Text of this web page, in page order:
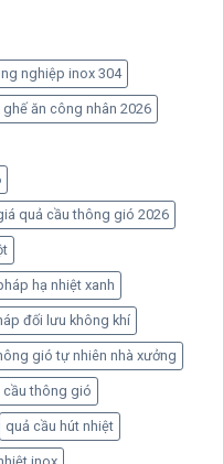
nghiệp inox 304
ăn công nhân 2026
quả cầu thông gió 2026
hạ nhiệt xanh
đối lưu không khí
gió tự nhiên nhà xưởng
cầu thông gió
quả cầu hút nhiệt